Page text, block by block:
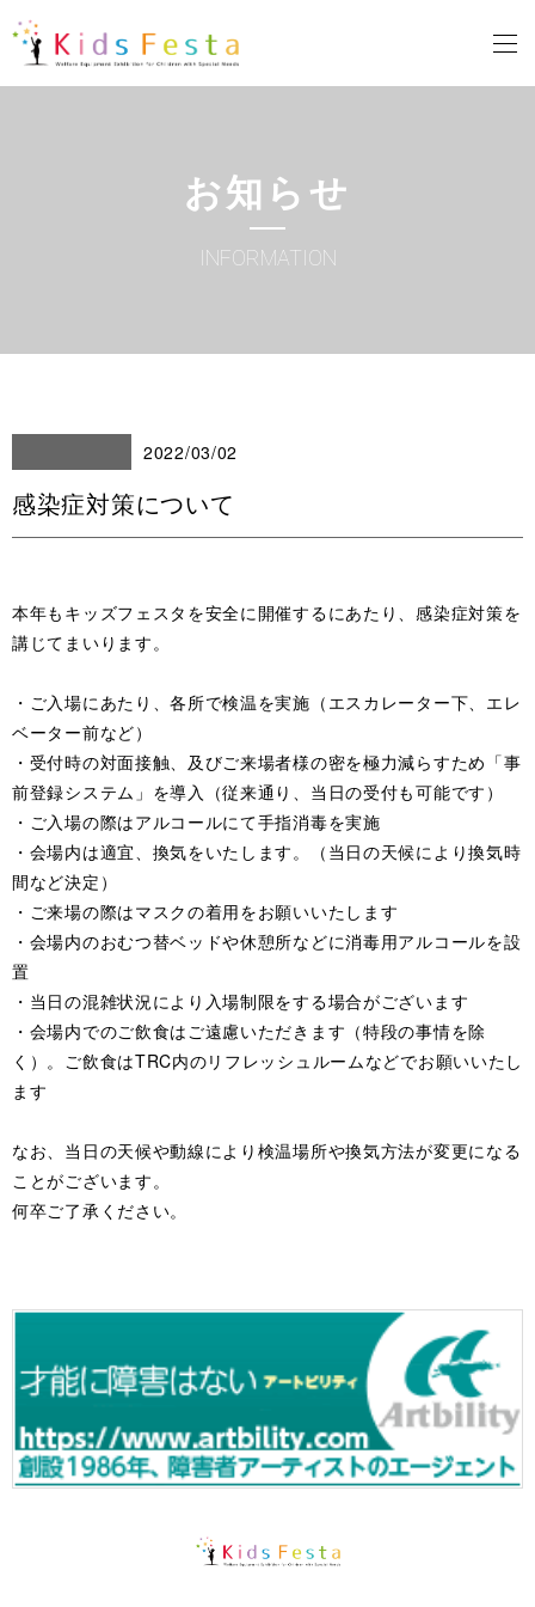
お知らせ
INFORMATION
2022/03/02
感染症対策について
本年もキッズフェスタを安全に開催するにあたり、感染症対策を
講じてまいります。
・ご入場にあたり、各所で検温を実施（エスカレーター下、エレ
ベーター前など）
・受付時の対面接触、及びご来場者様の密を極力減らすため「事
前登録システム」を導入（従来通り、当日の受付も可能です）
・ご入場の際はアルコールにて手指消毒を実施
・会場内は適宜、換気をいたします。（当日の天候により換気時
間など決定）
・ご来場の際はマスクの着用をお願いいたします
・会場内のおむつ替ベッドや休憩所などに消毒用アルコールを設
置
・当日の混雑状況により入場制限をする場合がございます
・会場内でのご飲食はご遠慮いただきます（特段の事情を除
く）。ご飲食はTRC内のリフレッシュルームなどでお願いいたし
ます
なお、当日の天候や動線により検温場所や換気方法が変更になる
ことがございます。
何卒ご了承ください。